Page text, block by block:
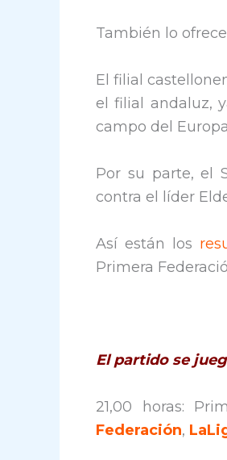
También lo
El filial
el filial andaluz,
campo del
Por su parte, el
contra el líder
Así están los
Primera
El partido se
21,00 horas:
Federación,